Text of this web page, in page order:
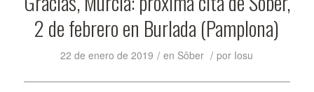
2 de febrero en Burlada (Pamplona)
22 de enero de 2019 / en Sôber / por Iosu